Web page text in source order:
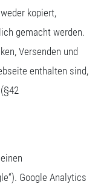
kopiert,
gemacht werden.
Versenden und
enthalten sind,
Google Analytics